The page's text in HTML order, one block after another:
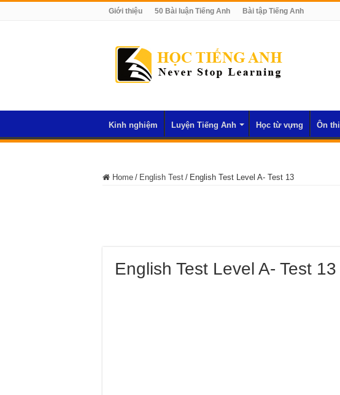
Giới thiệu 50 Bài luận Tiếng Anh Bài tập Tiếng Anh
Kinh nghiệm Luyện Tiếng Anh Học từ vựng Ôn thi
Home / English Test / English Test Level A- Test 13
English Test Level A- Test 13